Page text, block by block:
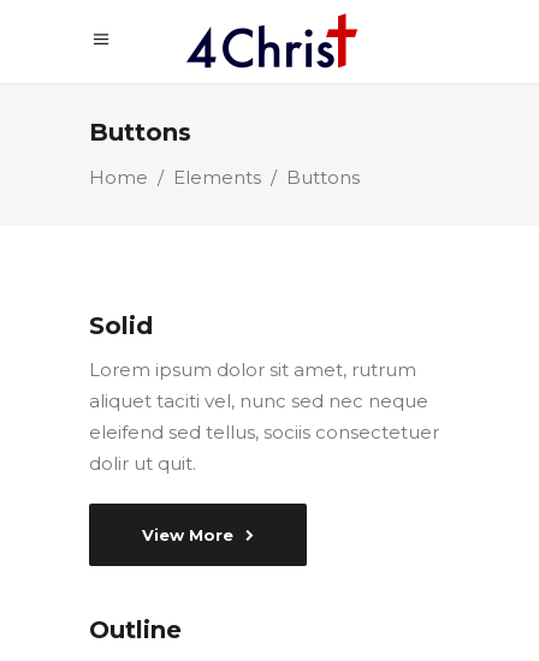
Buttons
Home / Elements / Buttons
Solid
Lorem ipsum dolor sit amet, rutrum
aliquet taciti vel, nunc sed nec neque
eleifend sed tellus, sociis consectetuer
dolir ut quit.
View More
Outline